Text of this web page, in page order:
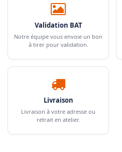
Validation BAT
Notre équipe vous envoie un bon
à tirer pour validation.
Livraison
Livraison à votre adresse ou
retrait en atelier.